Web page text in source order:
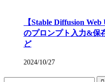
【Stable Diffusion
のプロンプト入力&保
ど
2024/10/27